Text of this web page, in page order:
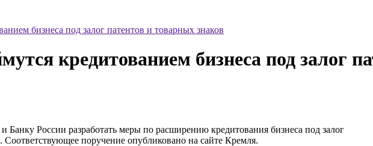
бизнеса под залог патентов и товарных знаков
кредитованием бизнеса под залог
Банку России разработать меры по расширению кредитования бизнеса под залог
поручение опубликовано на сайте Кремля.